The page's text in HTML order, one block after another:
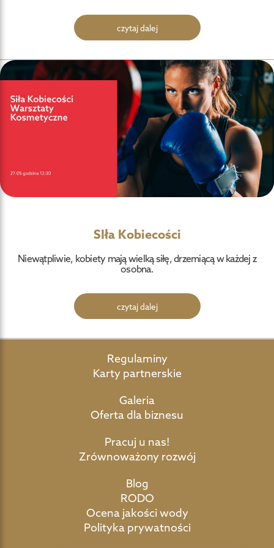
czytaj dalej
SIła Kobiecości
Niewątpliwie, kobiety mają wielką siłę, drzemiącą w każdej z
osobna.
czytaj dalej
Regulaminy
Karty partnerskie
Galeria
Oferta dla biznesu
Pracuj u nas!
Zrównoważony rozwój
Blog
RODO
Ocena jakości wody
Polityka prywatności